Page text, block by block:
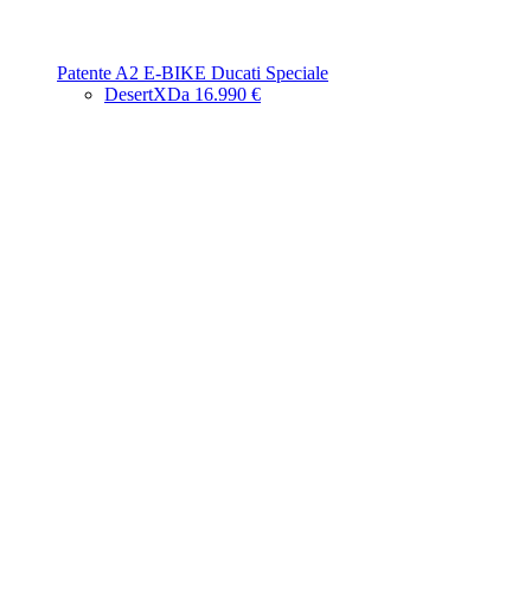
Patente A2 E-BIKE Ducati Speciale
DesertXDa 16.990 €